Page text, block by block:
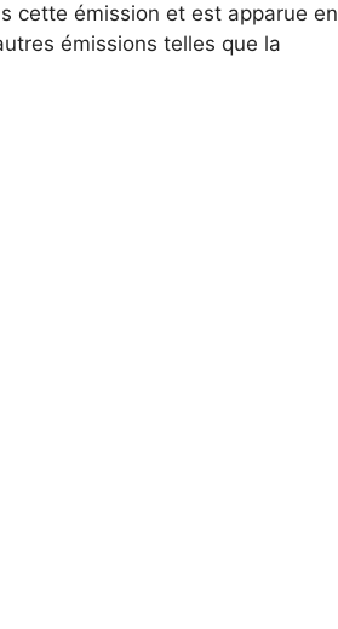
cette émission et est apparue en
émissions telles que la